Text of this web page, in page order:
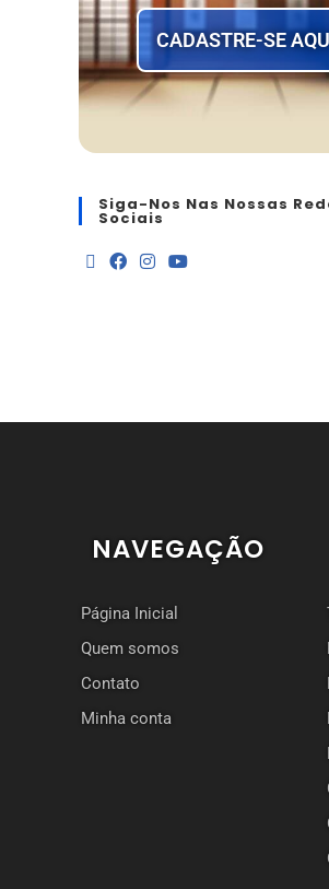
CADASTRE-SE
Siga-Nos Nas Nossas
Sociais
NAVEGAÇÃO
Página Inicial
Quem somos
Contato
Minha conta